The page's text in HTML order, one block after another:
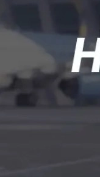
o simplemente
sea fluida,
de CS2 para 1v1
paso a paso:
privada 1v1.
(con explicación
copiar y pegar en la